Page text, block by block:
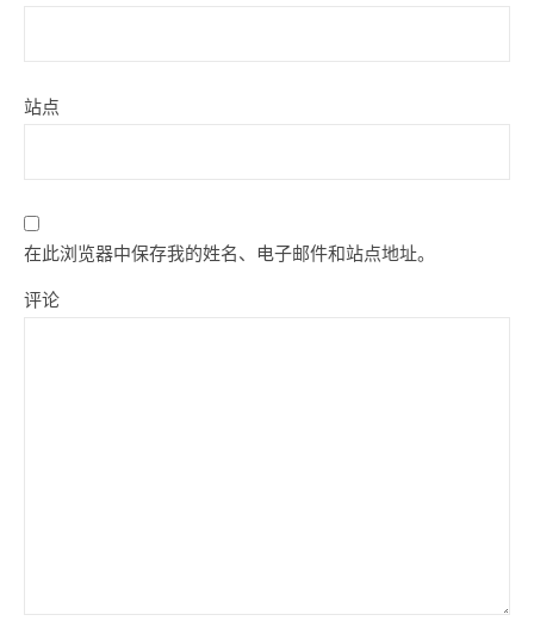
站点
在此浏览器中保存我的姓名、电子邮件和站点地址。
评论